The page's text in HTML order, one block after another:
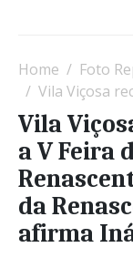
Home Foto
Vila Viçosa recua no tempo com a V
Vila
a V Feira
da
afirma